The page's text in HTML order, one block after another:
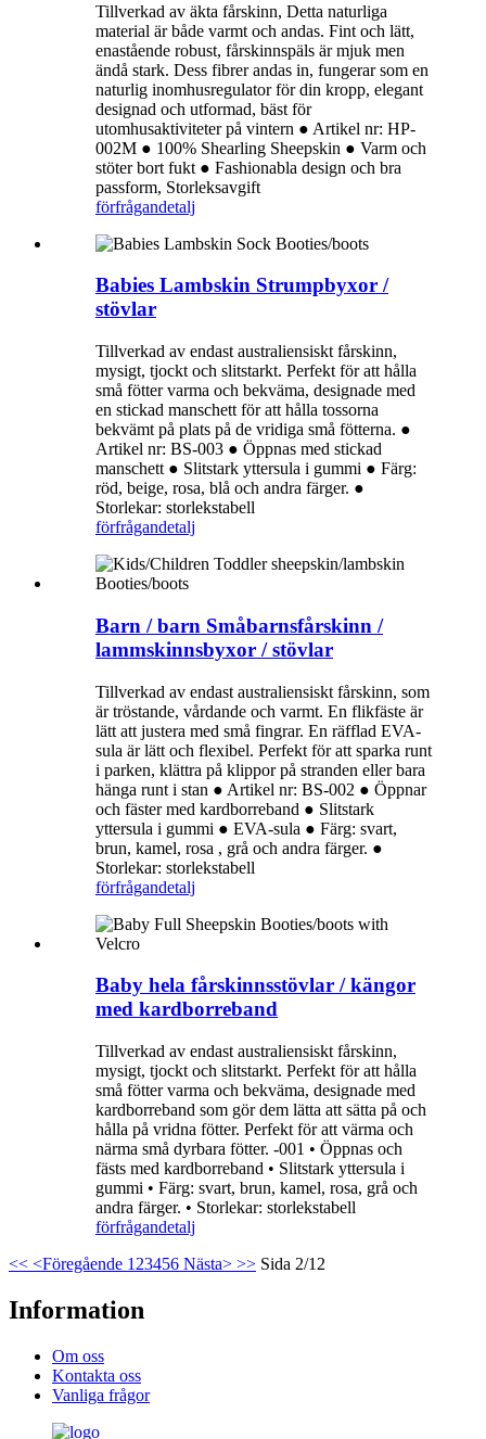
Tillverkad av äkta fårskinn, Detta naturliga
material är både varmt och andas. Fint och lätt,
enastående robust, fårskinnspäls är mjuk men
ändå stark. Dess fibrer andas in, fungerar som en
naturlig inomhusregulator för din kropp, elegant
designad och utformad, bäst för
utomhusaktiviteter på vintern ● Artikel nr: HP-
002M ● 100% Shearling Sheepskin ● Varm och
stöter bort fukt ● Fashionabla design och bra
passform, Storleksavgift
förfrågandetalj
Babies Lambskin Strumpbyxor /
stövlar
Tillverkad av endast australiensiskt fårskinn,
mysigt, tjockt och slitstarkt. Perfekt för att hålla
små fötter varma och bekväma, designade med
en stickad manschett för att hålla tossorna
bekvämt på plats på de vridiga små fötterna. ●
Artikel nr: BS-003 ● Öppnas med stickad
manschett ● Slitstark yttersula i gummi ● Färg:
röd, beige, rosa, blå och andra färger. ●
Storlekar: storlekstabell
förfrågandetalj
Barn / barn Småbarnsfårskinn /
lammskinnsbyxor / stövlar
Tillverkad av endast australiensiskt fårskinn, som
är tröstande, vårdande och varmt. En flikfäste är
lätt att justera med små fingrar. En räfflad EVA-
sula är lätt och flexibel. Perfekt för att sparka runt
i parken, klättra på klippor på stranden eller bara
hänga runt i stan ● Artikel nr: BS-002 ● Öppnar
och fäster med kardborreband ● Slitstark
yttersula i gummi ● EVA-sula ● ​​Färg: svart,
brun, kamel, rosa , grå och andra färger. ●
Storlekar: storlekstabell
förfrågandetalj
Baby hela fårskinnsstövlar / kängor
med kardborreband
Tillverkad av endast australiensiskt fårskinn,
mysigt, tjockt och slitstarkt. Perfekt för att hålla
små fötter varma och bekväma, designade med
kardborreband som gör dem lätta att sätta på och
hålla på vridna fötter. Perfekt för att värma och
närma små dyrbara fötter. -001 • Öppnas och
fästs med kardborreband • Slitstark yttersula i
gummi • Färg: svart, brun, kamel, rosa, grå och
andra färger. • Storlekar: storlekstabell
förfrågandetalj
<< <Föregående 1 23456 Nästa> >> Sida 2/12
Information
Om oss
Kontakta oss
Vanliga frågor